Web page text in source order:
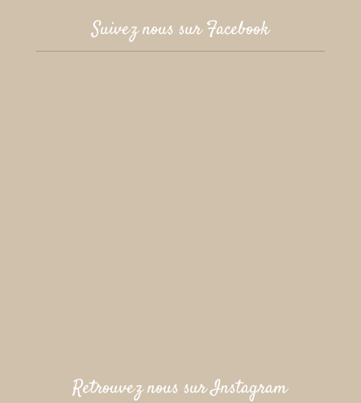
Suivez nous sur Facebook
Retrouvez nous sur Instagram